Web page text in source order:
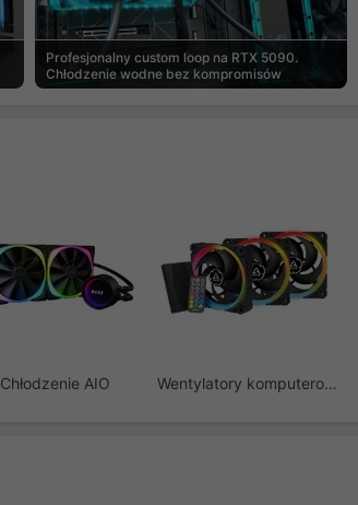
Profesjonalny custom loop na RTX 5090.
Chłodzenie wodne bez kompromisów
Chłodzenie AIO Wentylatory komputerowe